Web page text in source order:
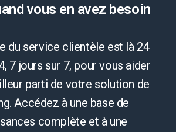
vous en avez besoin
du service clientèle est là 24
7 jours sur 7, pour vous aider
parti de votre solution de
Accédez à une base de
complète et à une